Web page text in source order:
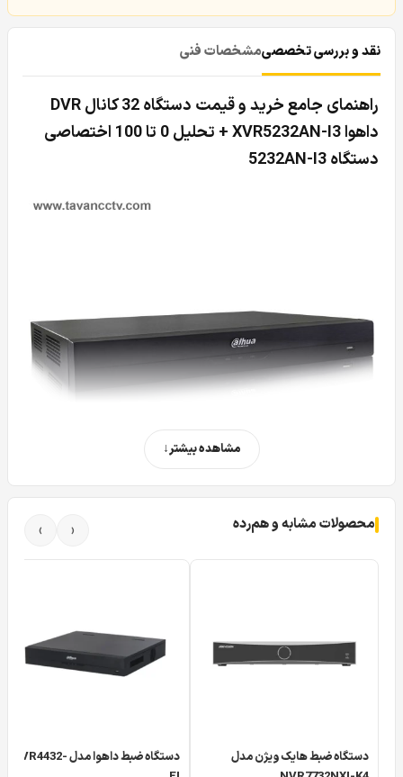
نقد و بررسی تخصصیمشخصات فنی
راهنمای جامع خرید و قیمت دستگاه 32 کانال DVR
داهوا XVR5232AN-I3 + تحلیل 0 تا 100 اختصاصی
دستگاه 5232AN-I3
32 کانال DVR داهوا 5232AN-I3 از محصولات کاملا جدید و
کاربردی آشنا نماییم. دستگاه داهوا XVR5232AN-I3 با سی و دو
دستگاه پروژه ای شناخته می شود.
مشاهده بیشتر
محصولات مشابه و هم‌رده ‹
›
دستگاه ضبط هایک ویژن مدل
دستگاه ضبط داهوا مدل NVR4432-